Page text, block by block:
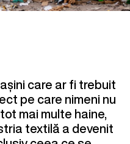
care ar fi trebuit
pe care nimeni nu
mai multe haine,
textilă a devenit